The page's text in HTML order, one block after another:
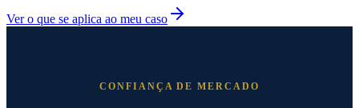
Ver o que se aplica ao meu caso
CONFIANÇA DE MERCADO